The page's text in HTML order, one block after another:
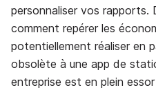
personnaliser vos rapports.
comment repérer les
potentiellement réaliser en
obsolète à une app de
entreprise est en plein